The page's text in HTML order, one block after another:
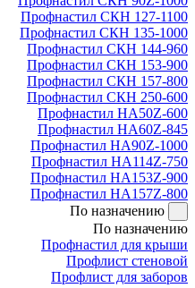
Профнастил СКН 127-1100
Профнастил СКН 135-1000
Профнастил СКН 144-960
Профнастил СКН 153-900
Профнастил СКН 157-800
Профнастил СКН 250-600
Профнастил НА50Z-600
Профнастил НА60Z-845
Профнастил НА90Z-1000
Профнастил НА114Z-750
Профнастил НА153Z-900
Профнастил НА157Z-800
По назначению
По назначению
Профнастил для крыши
Профлист стеновой
Профлист для заборов